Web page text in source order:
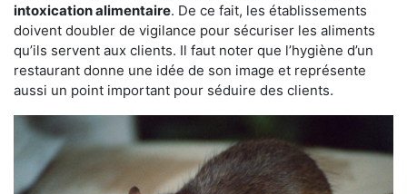
intoxication alimentaire. De ce fait, les établissements
doivent doubler de vigilance pour sécuriser les aliments
qu’ils servent aux clients. Il faut noter que l’hygiène d’un
restaurant donne une idée de son image et représente
aussi un point important pour séduire des clients.